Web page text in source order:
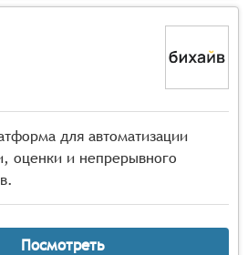
для автоматизации
оценки и непрерывного
Посмотреть